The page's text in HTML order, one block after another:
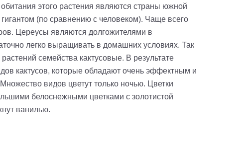
этого растения являются страны южной
(по сравнению с человеком). Чаще всего
Цереусы являются долгожителями в
легко выращивать в домашних условиях. Так
семейства кактусовые. В результате
кактусов, которые обладают очень эффектным и
видов цветут только ночью. Цветки
белоснежными цветками с золотистой
ванилью.